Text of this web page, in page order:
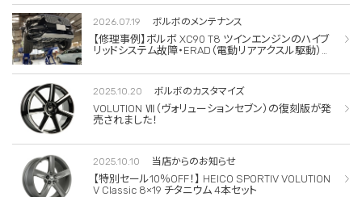
2026.07.19 ボルボのメンテナンス
【修理事例】ボルボ XC90 T8 ツインエンジンのハイブ
リッドシステム故障・ERAD（電動リアアクスル駆動）交
2025.10.20 ボルボのカスタマイズ
VOLUTION Ⅶ（ヴォリューションセブン）の復刻版が発
売されました！
2025.10.10 当店からのお知らせ
【特別セール10％OFF！】 HEICO SPORTIV VOLUTION
V Classic 8×19 チタニウム 4本セット